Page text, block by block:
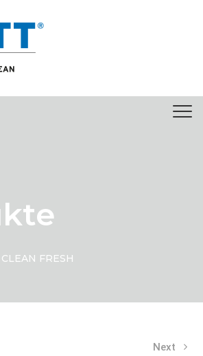
CLEAN FRESH
Next